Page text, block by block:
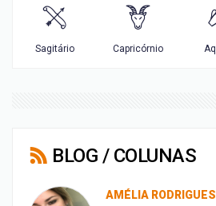
BLOG / COLUNAS
AMÉLIA RODRIGUES